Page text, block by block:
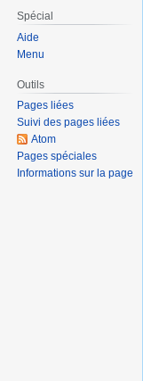
Spécial
Aide
Menu
Outils
Pages liées
Suivi des pages liées
Atom
Pages spéciales
Informations sur la page